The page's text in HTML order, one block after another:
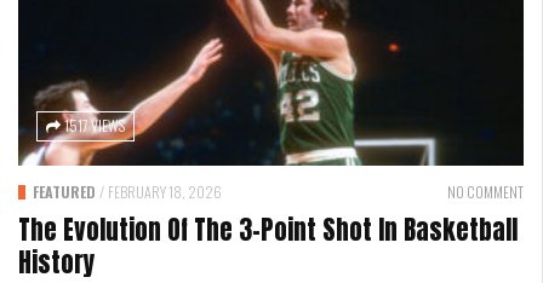
1517 VIEWS
FEATURED / FEBRUARY 18, 2026 NO COMMENT
The Evolution Of The 3-Point Shot In Basketball
History